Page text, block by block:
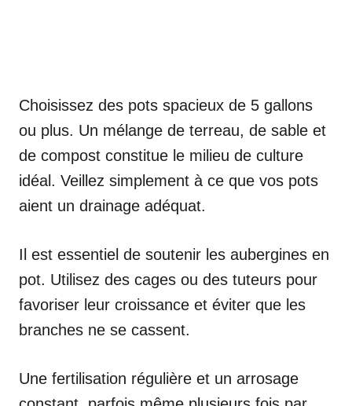
Choisissez des pots spacieux de 5 gallons
ou plus. Un mélange de terreau, de sable et
de compost constitue le milieu de culture
idéal. Veillez simplement à ce que vos pots
aient un drainage adéquat.
Il est essentiel de soutenir les aubergines en
pot. Utilisez des cages ou des tuteurs pour
favoriser leur croissance et éviter que les
branches ne se cassent.
Une fertilisation régulière et un arrosage